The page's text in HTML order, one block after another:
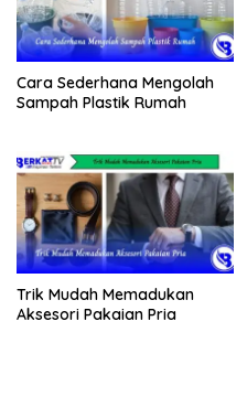
Cara Sederhana Mengolah
Sampah Plastik Rumah
Trik Mudah Memadukan
Aksesori Pakaian Pria